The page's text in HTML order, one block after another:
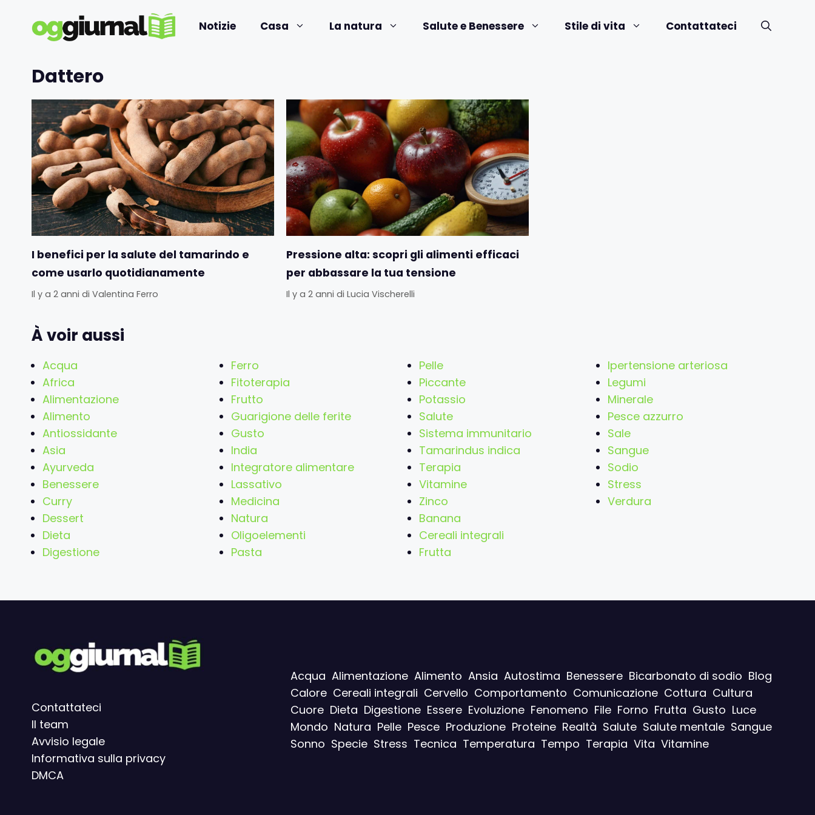
contenuto
Notizie Casa La natura Salute e Benessere Stile di vita Contattateci
Dattero
I benefici per la salute del tamarindo e
come usarlo quotidianamente
Il y a 2 anni di Valentina Ferro
Pressione alta: scopri gli alimenti efficaci
per abbassare la tua tensione
Il y a 2 anni di Lucia Vischerelli
À voir aussi
Acqua
Africa
Alimentazione
Alimento
Antiossidante
Asia
Ayurveda
Benessere
Curry
Dessert
Dieta
Digestione
Ferro
Fitoterapia
Frutto
Guarigione delle ferite
Gusto
India
Integratore alimentare
Lassativo
Medicina
Natura
Oligoelementi
Pasta
Pelle
Piccante
Potassio
Salute
Sistema immunitario
Tamarindus indica
Terapia
Vitamine
Zinco
Banana
Cereali integrali
Frutta
Ipertensione arteriosa
Legumi
Minerale
Pesce azzurro
Sale
Sangue
Sodio
Stress
Verdura
Contattateci
Il team
Avvisio legale
Informativa sulla privacy
DMCA
Acqua Alimentazione Alimento Ansia Autostima Benessere Bicarbonato di sodio Blog
Calore Cereali integrali Cervello Comportamento Comunicazione Cottura Cultura
Cuore Dieta Digestione Essere Evoluzione Fenomeno File Forno Frutta Gusto Luce
Mondo Natura Pelle Pesce Produzione Proteine Realtà Salute Salute mentale Sangue
Sonno Specie Stress Tecnica Temperatura Tempo Terapia Vita Vitamine